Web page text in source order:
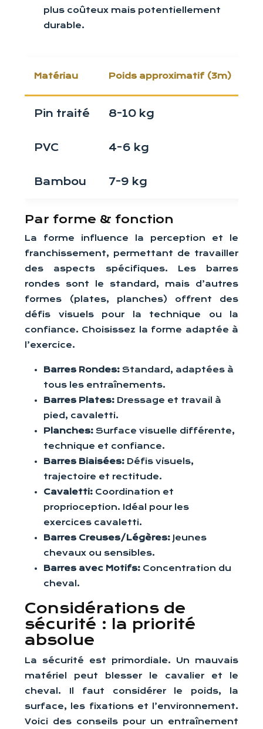
plus coûteux mais potentiellement
durable.
Matériau Poids approximatif (3m)
Pin traité 8-10 kg
PVC 4-6 kg
Bambou 7-9 kg
Par forme & fonction
La forme influence la perception et le
franchissement, permettant de travailler
des aspects spécifiques. Les barres
rondes sont le standard, mais d’autres
formes (plates, planches) offrent des
défis visuels pour la technique ou la
confiance. Choisissez la forme adaptée à
l’exercice.
Barres Rondes: Standard, adaptées à
tous les entraînements.
Barres Plates: Dressage et travail à
pied, cavaletti.
Planches: Surface visuelle différente,
technique et confiance.
Barres Biaisées: Défis visuels,
trajectoire et rectitude.
Cavaletti: Coordination et
proprioception. Idéal pour les
exercices cavaletti.
Barres Creuses/Légères: Jeunes
chevaux ou sensibles.
Barres avec Motifs: Concentration du
cheval.
Considérations de
sécurité : la priorité
absolue
La sécurité est primordiale. Un mauvais
matériel peut blesser le cavalier et le
cheval. Il faut considérer le poids, la
surface, les fixations et l’environnement.
Voici des conseils pour un entraînement